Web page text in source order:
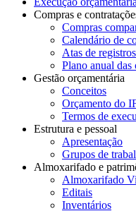
Compras e
Compras
Calendário de
Atas de
Plano anual
Gestão orçamentária
Conceitos
Orçamento do
Termos de
Estrutura e pessoal
Apresentação
Grupos de
Almoxarifado e
Almoxarifado
Editais
Inventários